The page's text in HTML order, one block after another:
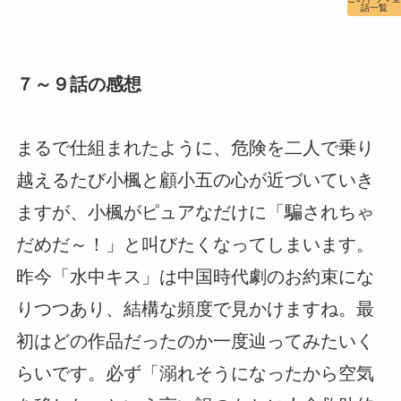
７～９話の感想
まるで仕組まれたように、危険を二人で乗り
越えるたび小楓と顧小五の心が近づいていき
ますが、小楓がピュアなだけに「騙されちゃ
だめだ～！」と叫びたくなってしまいます。
昨今「水中キス」は中国時代劇のお約束にな
りつつあり、結構な頻度で見かけますね。最
初はどの作品だったのか一度辿ってみたいく
らいです。必ず「溺れそうになったから空気
話一覧